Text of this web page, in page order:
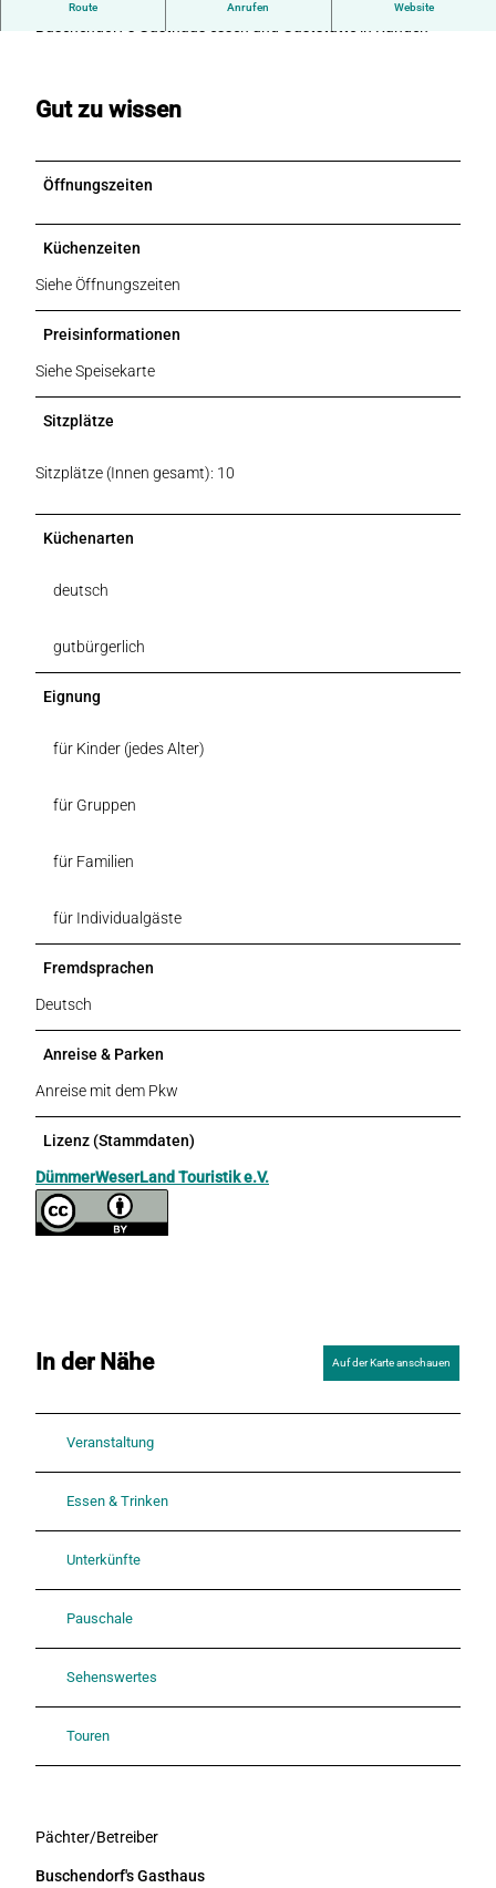
Route Anrufen Website
Gut zu wissen
Öffnungszeiten
Küchenzeiten
Siehe Öffnungszeiten
Preisinformationen
Siehe Speisekarte
Sitzplätze
Sitzplätze (Innen gesamt): 10
Küchenarten
deutsch
gutbürgerlich
Eignung
für Kinder (jedes Alter)
für Gruppen
für Familien
für Individualgäste
Fremdsprachen
Deutsch
Anreise & Parken
Anreise mit dem Pkw
Lizenz (Stammdaten)
DümmerWeserLand Touristik e.V.
In der Nähe Auf der Karte anschauen
Veranstaltung
Essen & Trinken
Unterkünfte
Pauschale
Sehenswertes
Touren
Pächter/Betreiber
Buschendorf's Gasthaus